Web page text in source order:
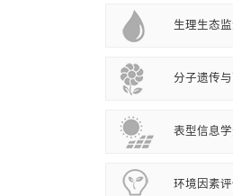
生理生态监
分子遗传
表型信息
环境因素